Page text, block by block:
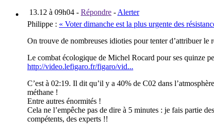
13.12 à 09h04 - Répondre - Alerter
Philippe : « Voter dimanche est la plus urgente des
On trouve de nombreuses idioties pour tenter d’attribuer
Le combat écologique de Michel Rocard pour ses quinze
http://video.lefigaro.fr/figaro/vid...
C’est à 02:19. Il dit qu’il y a 40% de C02 dans
méthane !
Entre autres énormités !
Cela ne l’empêche pas de dire à 5 minutes : je fais partie des
compétents, des experts !!